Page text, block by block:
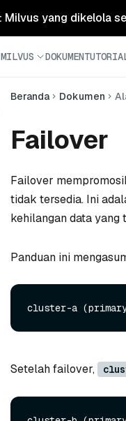
Milvus yang dikelola
DOKUMEN
Beranda Dokumen
Failover
Failover
tidak tersedia. Ini
kehilangan data
Panduan ini
Setelah failover,